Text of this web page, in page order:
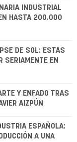
INDUSTRIAL
EN HASTA 200.000
DE SOL: ESTAS
SERIAMENTE EN
Y ENFADO TRAS
AIZPÚN
ESPAÑOLA:
A UNA